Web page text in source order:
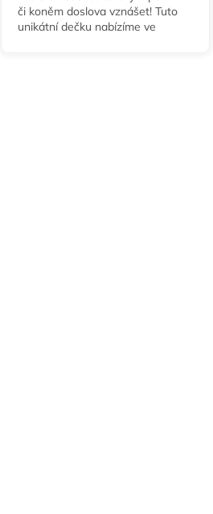
či koněm doslova vznášet! Tuto
unikátní dečku nabízíme ve